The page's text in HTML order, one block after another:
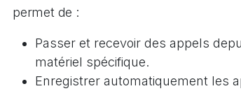
permet de :
Passer et recevoir des appels
matériel spécifique.
Enregistrer automatiquement les